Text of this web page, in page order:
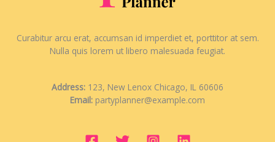
Curabitur arcu erat, accumsan id imperdiet et, porttitor at sem.
Nulla quis lorem ut libero malesuada feugiat.
Address: 123, New Lenox Chicago, IL 60606
Email: partyplanner@example.com